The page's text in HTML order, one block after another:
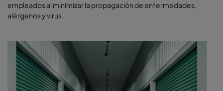
empleados al minimizar la propagación de enfermedades,
alérgenos y virus.